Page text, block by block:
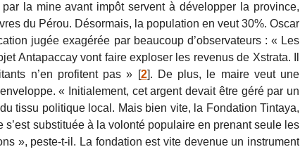
la mine avant impôt servent à développer la province,
du Pérou. Désormais, la population en veut 30%. Oscar
jugée exagérée par beaucoup d’observateurs : « Les
Antapaccay vont faire exploser les revenus de Xstrata. Il
n’en profitent pas » [2]. De plus, le maire veut une
« Initialement, cet argent devait être géré par un
tissu politique local. Mais bien vite, la Fondation Tintaya,
s’est substituée à la volonté populaire en prenant seule les
», peste-t-il. La fondation est vite devenue un instrument